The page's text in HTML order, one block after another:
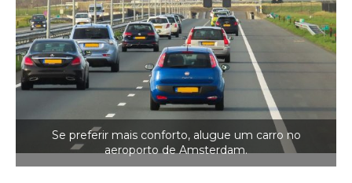
Se preferir mais conforto, alugue um carro no
aeroporto de Amsterdam.